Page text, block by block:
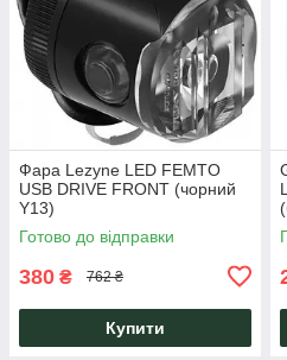
Фара Lezyne LED FEMTO
USB DRIVE FRONT (чорний
Y13)
Готово до відправки
380 ₴ 762 ₴
Купити